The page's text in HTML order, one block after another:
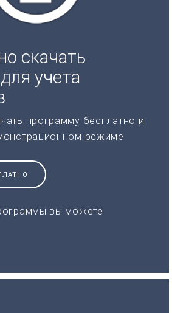
скачать
учета
программу бесплатно и
режиме
вы можете